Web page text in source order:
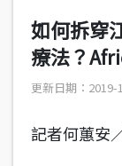
ok
r
如何拆穿
療法？
2019-
記者何蕙安